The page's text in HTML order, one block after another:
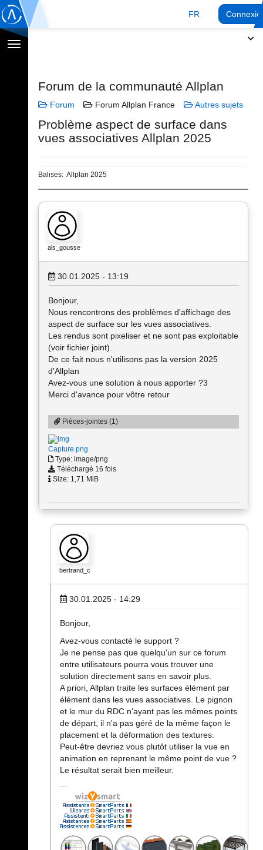
FR
Afficher
Forum de la communauté Allplan
Forum Forum Allplan France Autres sujets
Problème aspect de surface dans
vues associatives Allplan 2025
Balises: Allplan 2025
als_gousse
30.01.2025 - 13:19
Bonjour,
Nous rencontrons des problèmes d'affichage des
aspect de surface sur les vues associatives.
Les rendus sont pixeliser et ne sont pas exploitable
(voir fichier joint).
De ce fait nous n'utilisons pas la version 2025
d'Allplan
Avez-vous une solution à nous apporter ?3
Merci d'avance pour vôtre retour
Pièces-jointes (1)
Capture.png
Type: image/png
Téléchargé 16 fois
Size: 1,71 MiB
bertrand_c
30.01.2025 - 14:29
Bonjour,
Avez-vous contacté le support ?
Je ne pense pas que quelqu'un sur ce forum
entre utilisateurs pourra vous trouver une
solution directement sans en savoir plus.
A priori, Allplan traite les surfaces élément par
élément dans les vues associatives. Le pignon
et le mur du RDC n'ayant pas les mêmes points
de départ, il n'a pas géré de la même façon le
placement et la déformation des textures.
Peut-être devriez vous plutôt utiliser la vue en
animation en reprenant le même point de vue ?
Le résultat serait bien meilleur.